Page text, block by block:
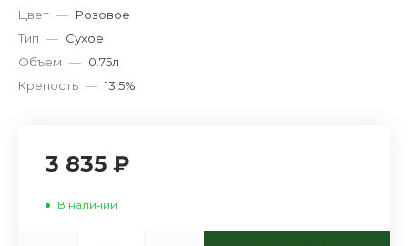
Цвет — Розовое
Тип — Сухое
Объем — 0.75л
Крепость — 13,5%
3 835 ₽
В наличии